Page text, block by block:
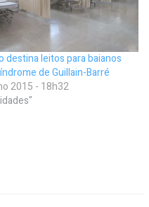
destina leitos para baianos
de Guillain-Barré
2015 - 18h32